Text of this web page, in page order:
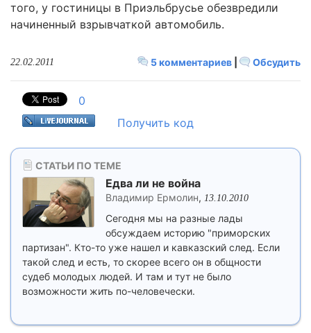
того, у гостиницы в Приэльбрусье обезвредили
начиненный взрывчаткой автомобиль.
5 комментариев Обсудить
22.02.2011
0
Получить код
СТАТЬИ ПО ТЕМЕ
Едва ли не война
Владимир Ермолин, 13.10.2010
Сегодня мы на разные лады
обсуждаем историю "приморских
партизан". Кто-то уже нашел и кавказский след. Если
такой след и есть, то скорее всего он в общности
судеб молодых людей. И там и тут не было
возможности жить по-человечески.